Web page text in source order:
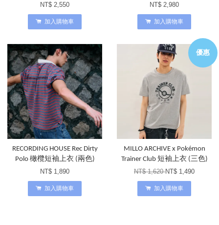
NT$ 2,550
加入購物車
NT$ 2,980
加入購物車
RECORDING HOUSE Rec Dirty
Polo 橄欖短袖上衣 (兩色)
NT$ 1,890
加入購物車
優惠
MILLO ARCHIVE x Pokémon
Trainer Club 短袖上衣 (三色)
NT$ 1,620NT$ 1,490
加入購物車